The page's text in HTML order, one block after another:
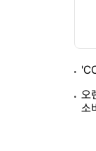
오
소